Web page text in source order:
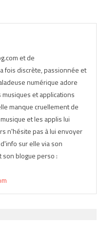
et de
fois discrète, passionnée et
numérique adore
et applications
manque cruellement de
et les applis lui
n'hésite pas à lui envoyer
sur elle via son
blogue perso :